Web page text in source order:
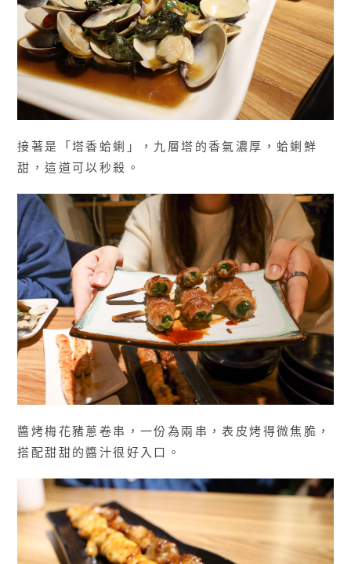
接著是「塔香蛤蜊」，九層塔的香氣濃厚，蛤蜊鮮
甜，這道可以秒殺。
醬烤梅花豬蔥卷串，一份為兩串，表皮烤得微焦脆，
搭配甜甜的醬汁很好入口。